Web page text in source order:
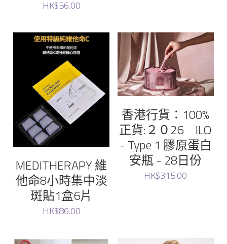
HK$56.00
MEDITHERAPY 維
他命8小時集中淡
斑貼1盒6片
HK$86.00
香港行貨：100%
正貨:２０26 ILO
- Type 1 膠原蛋白
安瓶 - 28日份
HK$315.00